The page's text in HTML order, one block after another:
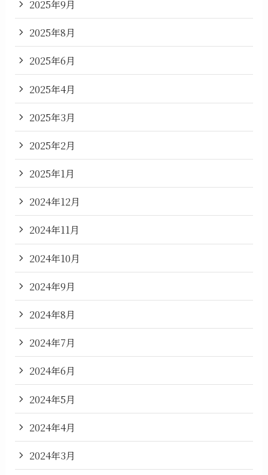
2025年9月
2025年8月
2025年6月
2025年4月
2025年3月
2025年2月
2025年1月
2024年12月
2024年11月
2024年10月
2024年9月
2024年8月
2024年7月
2024年6月
2024年5月
2024年4月
2024年3月